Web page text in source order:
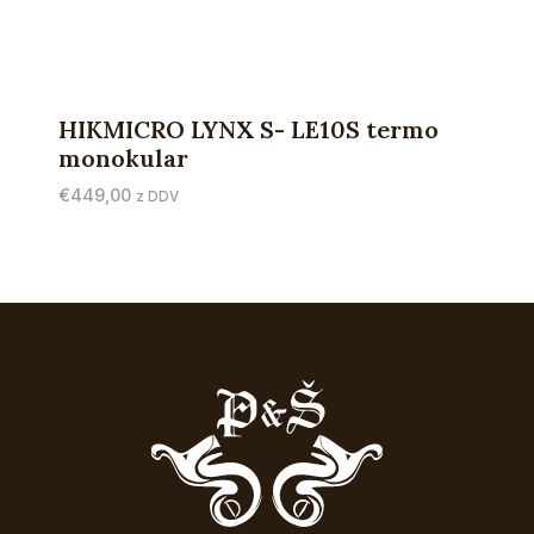
HIKMICRO LYNX S- LE10S termo
monokular
€449,00 z DDV